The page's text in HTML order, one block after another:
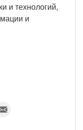
и технологий,
и